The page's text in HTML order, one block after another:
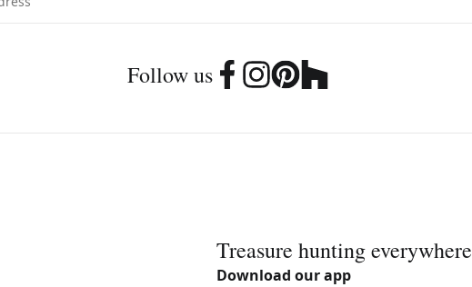
Follow us
Treasure hunting everywhere
Download our app